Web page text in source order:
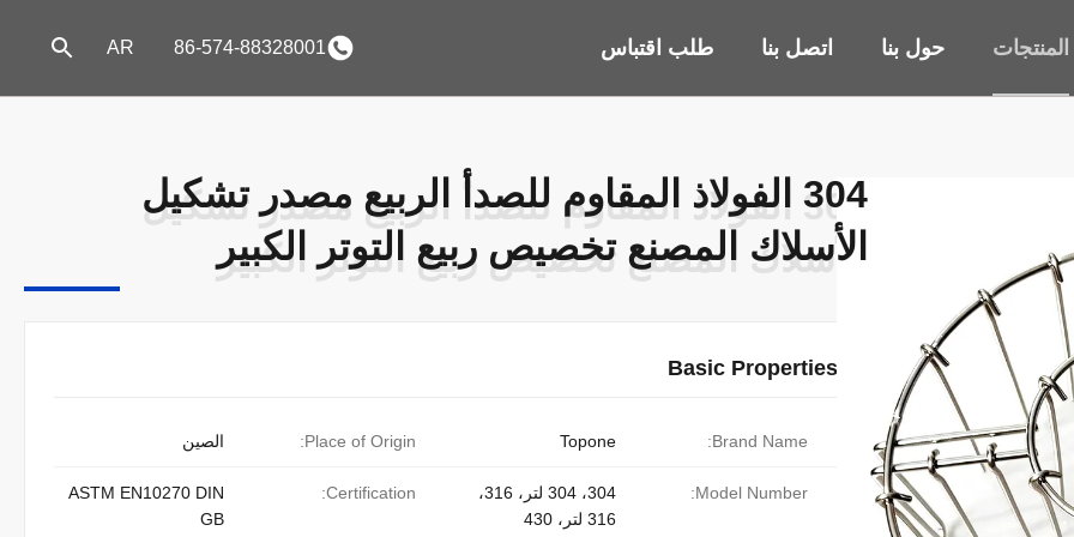
المنتجات حول بنا اتصل بنا طلب اقتباس 86-574-88328001
AR
304 الفولاذ المقاوم للصدأ الربيع مصدر تشكيل
الأسلاك المصنع تخصيص ربيع التوتر الكبير
304 الفولاذ المقاوم للصدأ الربيع مصدر تشكيل
الأسلاك المصنع تخصيص ربيع التوتر الكبير
Basic Properties
Place of Origin: الصين Brand Name:
Topone
Certification:
ASTM EN10270 DIN
GB
Model Number:
304، 304 لتر، 316،
316 لتر، 430